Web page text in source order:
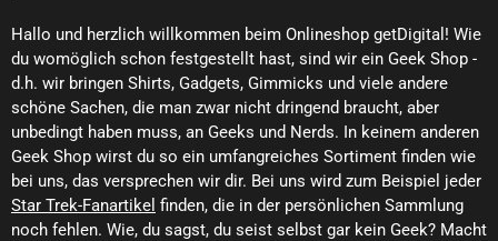
Hallo und herzlich willkommen beim Onlineshop getDigital! Wie
du womöglich schon festgestellt hast, sind wir ein Geek Shop -
d.h. wir bringen Shirts, Gadgets, Gimmicks und viele andere
schöne Sachen, die man zwar nicht dringend braucht, aber
unbedingt haben muss, an Geeks und Nerds. In keinem anderen
Geek Shop wirst du so ein umfangreiches Sortiment finden wie
bei uns, das versprechen wir dir. Bei uns wird zum Beispiel jeder
Star Trek-Fanartikel finden, die in der persönlichen Sammlung
noch fehlen. Wie, du sagst, du seist selbst gar kein Geek? Macht